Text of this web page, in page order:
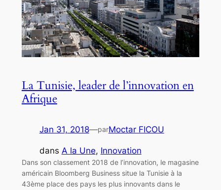
La Tunisie, leader de l’innovation en
Afrique
Jan 31, 2018—parMoctar FICOU
dans A la Une, Innovation
Dans son classement 2018 de l’innovation, le magasine
américain Bloomberg Business situe la Tunisie à la
43ème place des pays les plus innovants dans le